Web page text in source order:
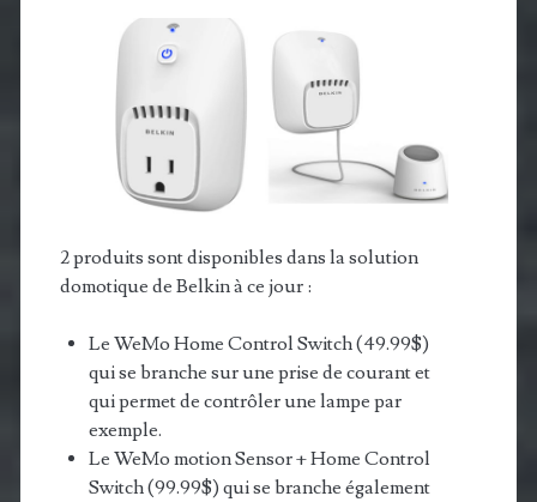
2 produits sont disponibles dans la solution
domotique de Belkin à ce jour :
Le WeMo Home Control Switch (49.99$)
qui se branche sur une prise de courant et
qui permet de contrôler une lampe par
exemple.
Le WeMo motion Sensor + Home Control
Switch (99.99$) qui se branche également